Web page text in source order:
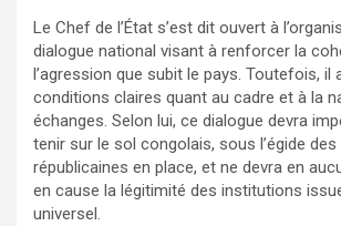
Le Chef de l’État s’est dit ouvert à
dialogue national visant à renforcer la
l’agression que subit le pays. Toutefois, il
conditions claires quant au cadre et à la
échanges. Selon lui, ce dialogue devra
tenir sur le sol congolais, sous l’égide
républicaines en place, et ne devra en
en cause la légitimité des institutions
universel.